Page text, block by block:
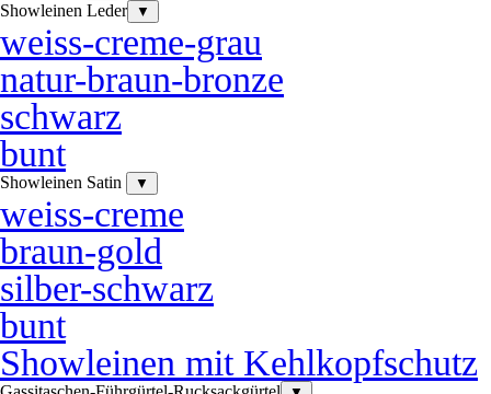
Showleinen Leder ▼
weiss-creme-grau
natur-braun-bronze
schwarz
bunt
Showleinen Satin ▼
weiss-creme
braun-gold
silber-schwarz
bunt
Showleinen mit Kehlkopfschutz